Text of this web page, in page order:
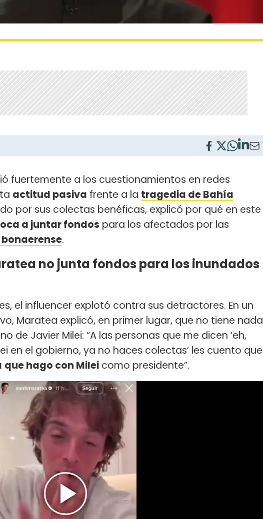
fuertemente a los cuestionamientos en redes
actitud pasiva frente a la tragedia de Bahía
por sus colectas benéficas, explicó por qué en este
a juntar fondos para los afectados por las
.
no junta fondos para los inundados
el influencer explotó contra sus detractores. En un
Maratea explicó, en primer lugar, que no tiene nada
de Javier Milei: “A las personas que me dicen ‘eh,
en el gobierno, ya no haces colectas’ les cuento que
que hago con Milei como presidente”.